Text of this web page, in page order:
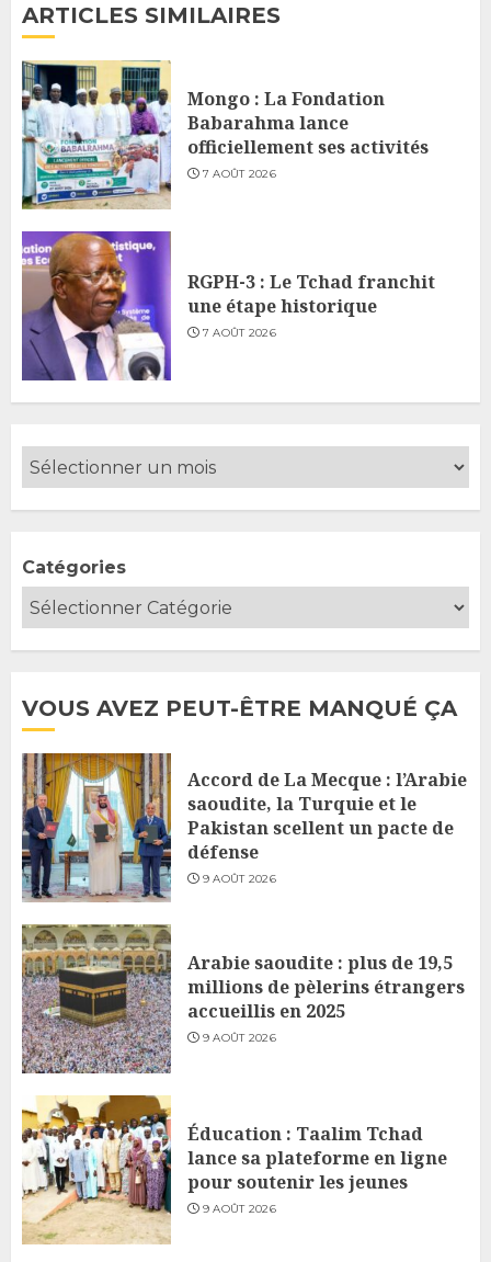
ARTICLES SIMILAIRES
Mongo : La Fondation
Babarahma lance
officiellement ses activités
7 AOÛT 2026
RGPH-3 : Le Tchad franchit
une étape historique
7 AOÛT 2026
Catégories
VOUS AVEZ PEUT-ÊTRE MANQUÉ ÇA
Accord de La Mecque : l’Arabie
saoudite, la Turquie et le
Pakistan scellent un pacte de
défense
9 AOÛT 2026
Arabie saoudite : plus de 19,5
millions de pèlerins étrangers
accueillis en 2025
9 AOÛT 2026
Éducation : Taalim Tchad
lance sa plateforme en ligne
pour soutenir les jeunes
9 AOÛT 2026